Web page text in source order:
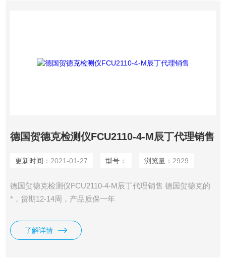
德国贺德克检测仪FCU2110-4-M辰丁代理销售
更新时间： 2021-01-27 型号： 浏览量： 2929
德国贺德克检测仪FCU2110-4-M辰丁代理销售 德国贺德克的
*，货期12-14周，产品质保一年
了解详情